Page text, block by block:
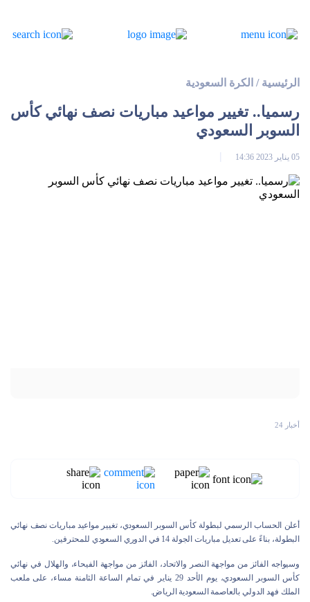
الرئيسية / الكرة السعودية
رسميا.. تغيير مواعيد مباريات نصف نهائي كأس
السوبر السعودي
05 يناير 2023 14:36
أخبار 24
أعلن الحساب الرسمي لبطولة كأس السوبر السعودي، تغيير مواعيد مباريات نصف نهائي
البطولة، بناءً على تعديل مباريات الجولة 14 في الدوري السعودي للمحترفين.
وسيواجه الفائز من مواجهة النصر والاتحاد، الفائز من مواجهة الفيحاء، والهلال في نهائي
كأس السوبر السعودي، يوم الأحد 29 يناير في تمام الساعة الثامنة مساء، على ملعب
الملك فهد الدولي بالعاصمة السعودية الرياض.